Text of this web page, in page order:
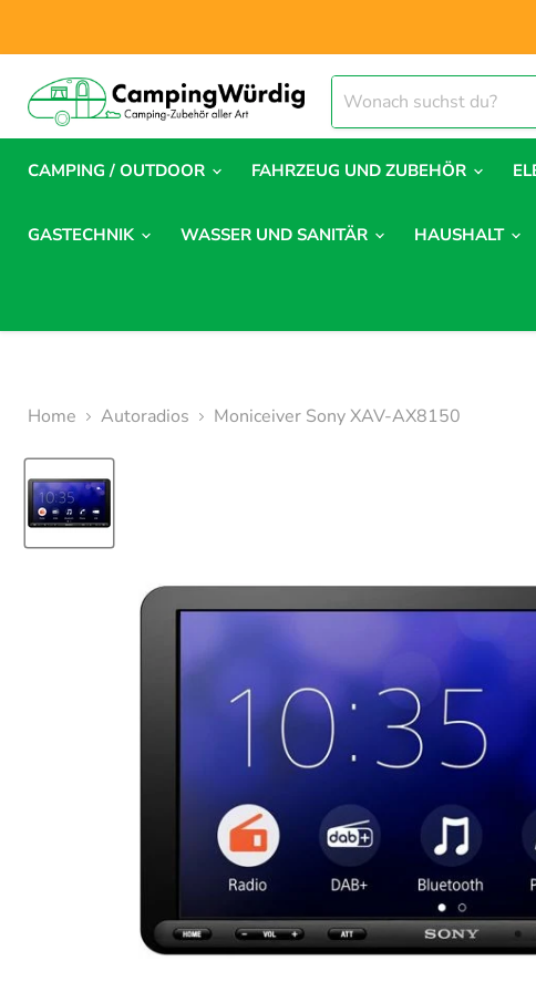
CAMPING / OUTDOOR FAHRZEUG UND ZUBEHÖR
GASTECHNIK WASSER UND SANITÄR HAUSHALT
Home Autoradios Moniceiver Sony XAV-AX8150